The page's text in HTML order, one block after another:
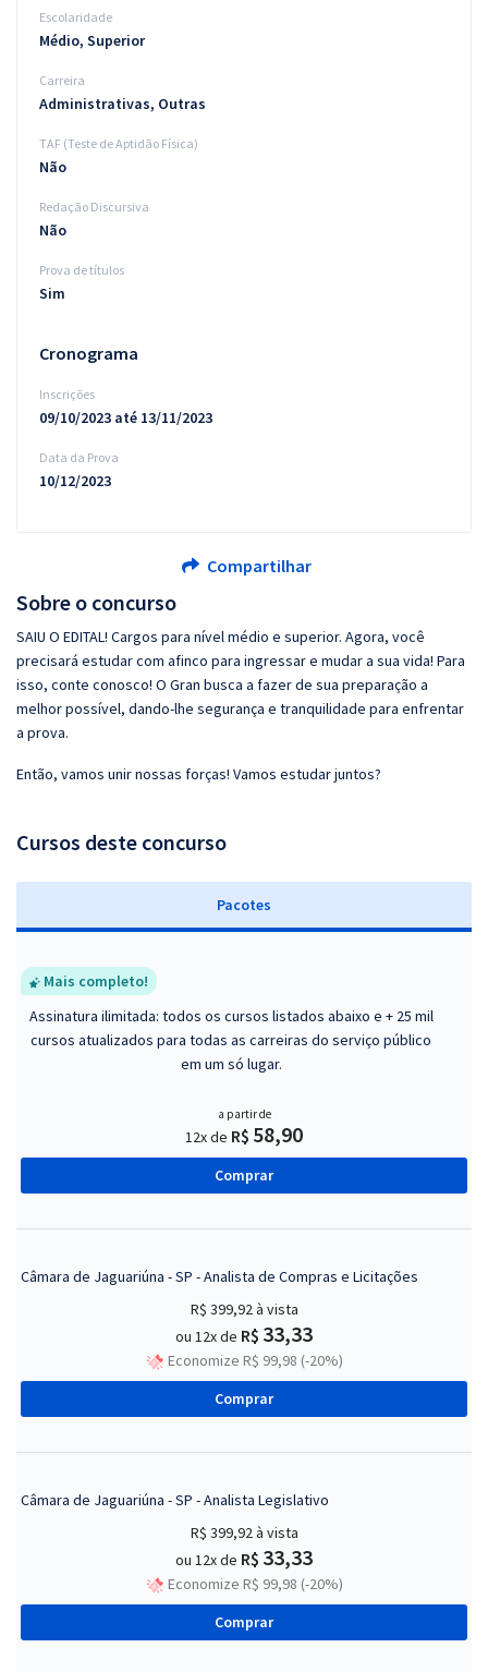
Sobre o concurso
SAIU O EDITAL! Cargos para nível médio e superior. Agora, você
precisará estudar com afinco para ingressar e mudar a sua vida! Para
isso, conte conosco! O Gran busca a fazer de sua preparação a
melhor possível, dando-lhe segurança e tranquilidade para enfrentar
a prova.
Então, vamos unir nossas forças! Vamos estudar juntos?
Cursos deste concurso
Pacotes
Mais completo!
Assinatura ilimitada: todos os cursos listados abaixo e + 25 mil
cursos atualizados para todas as carreiras do serviço público
em um só lugar.
a partir de
12x de R$ 58,90
Comprar
Câmara de Jaguariúna - SP - Analista de Compras e Licitações
R$ 399,92à vista
ou 12x de R$ 33,33
Economize R$ 99,98 (-20%)
Comprar
Câmara de Jaguariúna - SP - Analista Legislativo
R$ 399,92à vista
ou 12x de R$ 33,33
Economize R$ 99,98 (-20%)
Comprar
Escolaridade
Médio, Superior
Carreira
Administrativas, Outras
TAF (Teste de Aptidão Física)
Não
Redação Discursiva
Não
Prova de títulos
Sim
Cronograma
Inscrições
09/10/2023 até 13/11/2023
Data da Prova
10/12/2023
Compartilhar